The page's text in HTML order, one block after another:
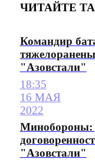
ЧИТАЙТЕ
Командир
"Азовстали"
18:35
16 МАЯ
2022
Минобороны:
"Азовстали"